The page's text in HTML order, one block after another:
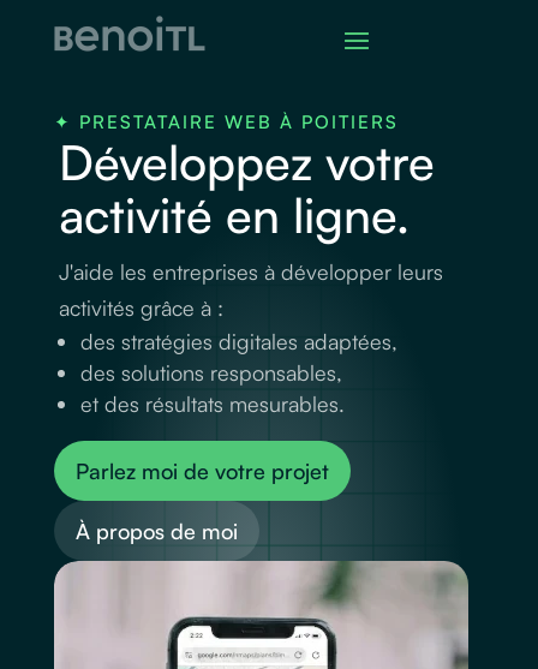
✦ PRESTATAIRE WEB À POITIERS
Développez votre
activité en ligne.
J'aide les entreprises à développer leurs
activités grâce à :
des stratégies digitales adaptées,
des solutions responsables,
et des résultats mesurables.
Parlez moi de votre projet
À propos de moi